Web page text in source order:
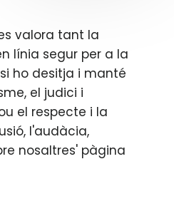
valora tant la
línia segur per a la
ho desitja i manté
el judici i
el respecte i la
l'audàcia,
nosaltres' pàgina